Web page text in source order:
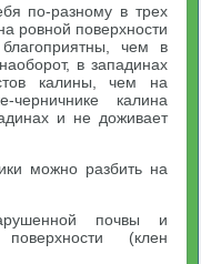
по-разному в трех
ровной поверхности
чем в
в западинах
калины, чем на
калина
и не доживает
можно разбить на
почвы и
(клен